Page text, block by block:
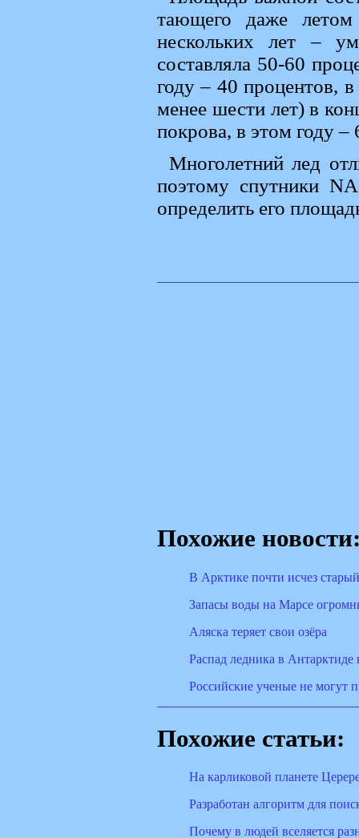
тающего даже
нескольких лет –
составляла 50-60
году – 40 процентов,
менее шести лет) в
покрова, в этом году –
Многолетний лед
поэтому спутники
определить его
Похожие
В Арктике почти исчез
Запасы воды на Марсе
Аляска теряет свои озёра
Распад ледника в
Российские ученые не могут
Похожие статьи:
На карликовой планете
Разработан алгоритм для
Почему в людей вселяется